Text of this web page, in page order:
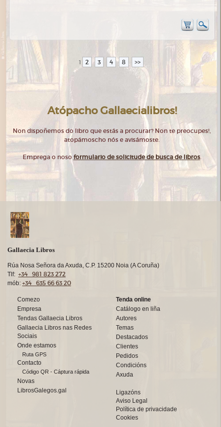
1 2 3 4 8 >>
Atópacho Gallaecialibros!
Non dispoñemos do libro que estás a procurar? Non te preocupes!,
atopámoscho nós e avisámoste.
Emprega o noso formulario de solicitude de busca de libros.
Gallaecia Libros
Rúa Nosa Señora da Axuda, C.P. 15200 Noia (A Coruña)
Tlf: +34 981 823 272
mób: +34 635 66 63 20
Comezo
Empresa
Tendas Gallaecia Libros
Gallaecia Libros nas Redes
Sociais
Onde estamos
Ruta GPS
Contacto
Código QR - Cáptura rápida
Novas
LibrosGalegos.gal
Tenda online
Catálogo en liña
Autores
Temas
Destacados
Clientes
Pedidos
Condicións
Axuda
Ligazóns
Aviso Legal
Política de privacidade
Cookies